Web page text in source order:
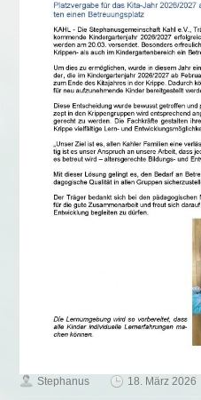
Stephanus 18. März 2026